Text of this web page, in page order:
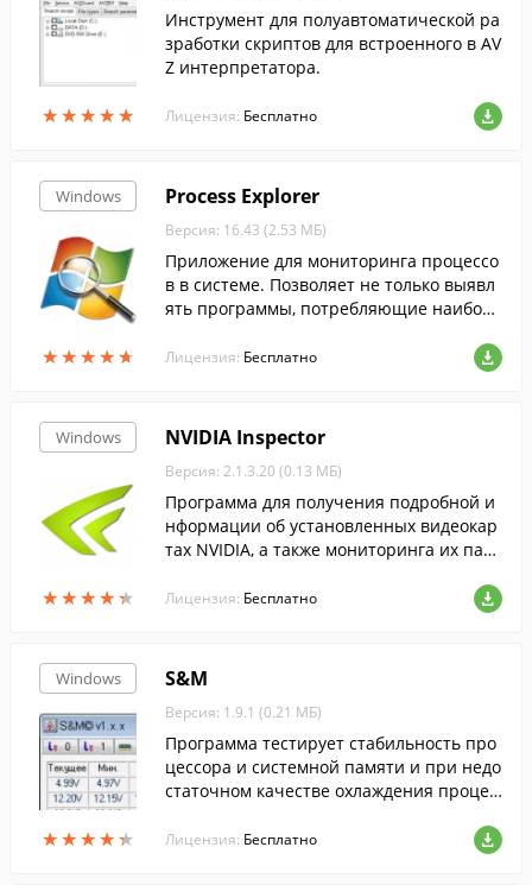
★★★★★
★★★★★
Инструмент для полуавтоматической ра
зработки скриптов для встроенного в AV
Z интерпретатора.
Лицензия: Бесплатно
Windows
★★★★★
★★★★★
Process Explorer
Версия: 16.43 (2.53 МБ)
Приложение для мониторинга процессо
в в системе. Позволяет не только выявл
ять программы, потребляющие наиболь
какие файлы и папки они используют.
Лицензия: Бесплатно
Windows
★★★★★
★★★★★
NVIDIA Inspector
Версия: 2.1.3.20 (0.13 МБ)
Программа для получения подробной и
нформации об установленных видеокар
тах NVIDIA, а также мониторинга их пар
Лицензия: Бесплатно
Windows
★★★★★
★★★★★
S&M
Версия: 1.9.1 (0.21 МБ)
Программа тестирует стабильность про
цессора и системной памяти и при недо
статочном качестве охлаждения процес
зависание компьютера.
Лицензия: Бесплатно